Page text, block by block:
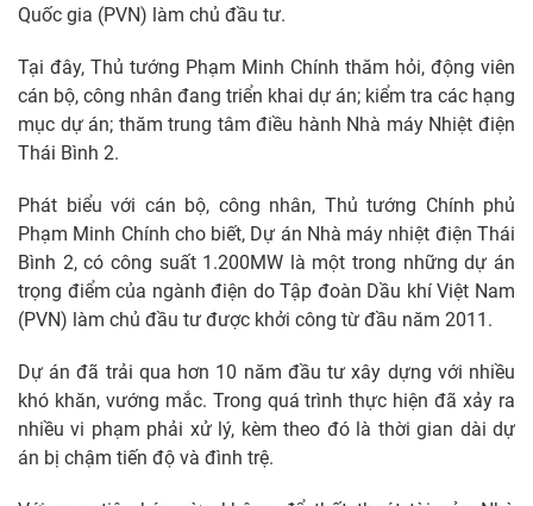
Quốc gia (PVN) làm chủ đầu tư.
Tại đây, Thủ tướng Phạm Minh Chính thăm hỏi, động viên
cán bộ, công nhân đang triển khai dự án; kiểm tra các hạng
mục dự án; thăm trung tâm điều hành Nhà máy Nhiệt điện
Thái Bình 2.
Phát biểu với cán bộ, công nhân, Thủ tướng Chính phủ
Phạm Minh Chính cho biết, Dự án Nhà máy nhiệt điện Thái
Bình 2, có công suất 1.200MW là một trong những dự án
trọng điểm của ngành điện do Tập đoàn Dầu khí Việt Nam
(PVN) làm chủ đầu tư được khởi công từ đầu năm 2011.
Dự án đã trải qua hơn 10 năm đầu tư xây dựng với nhiều
khó khăn, vướng mắc. Trong quá trình thực hiện đã xảy ra
nhiều vi phạm phải xử lý, kèm theo đó là thời gian dài dự
án bị chậm tiến độ và đình trệ.